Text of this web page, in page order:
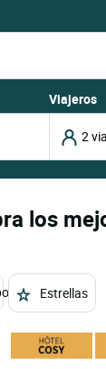
Viajeros
los
Estrellas